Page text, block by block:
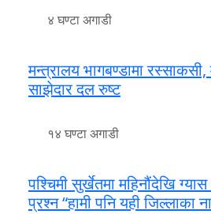
४ घण्टा अगाडी
मन्त्रालय भागबण्डामा
साझेदार दल रुष्ट
१४ घण्टा अगाडी
पश्चिमी सुर्खेतमा महिनौंदेखि
प्रश्न “हामी पनि यही जिल्लाका